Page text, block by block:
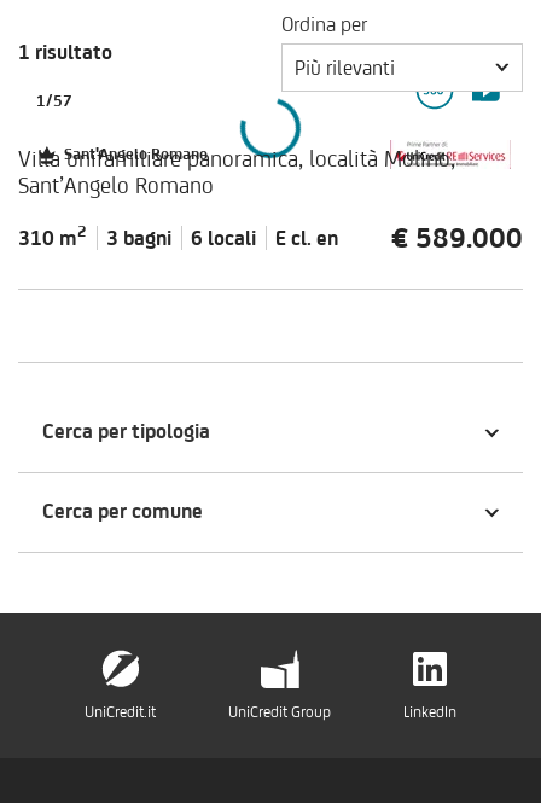
1 risultato
Ordina per
Più rilevanti
Sant'Angelo Romano
1/57
Villa unifamiliare panoramica, località Molino,
Sant’Angelo Romano
310 m2 3 bagni 6 locali E cl. en € 589.000
Cerca per tipologia
Cerca per comune
UniCredit.it UniCredit Group LinkedIn